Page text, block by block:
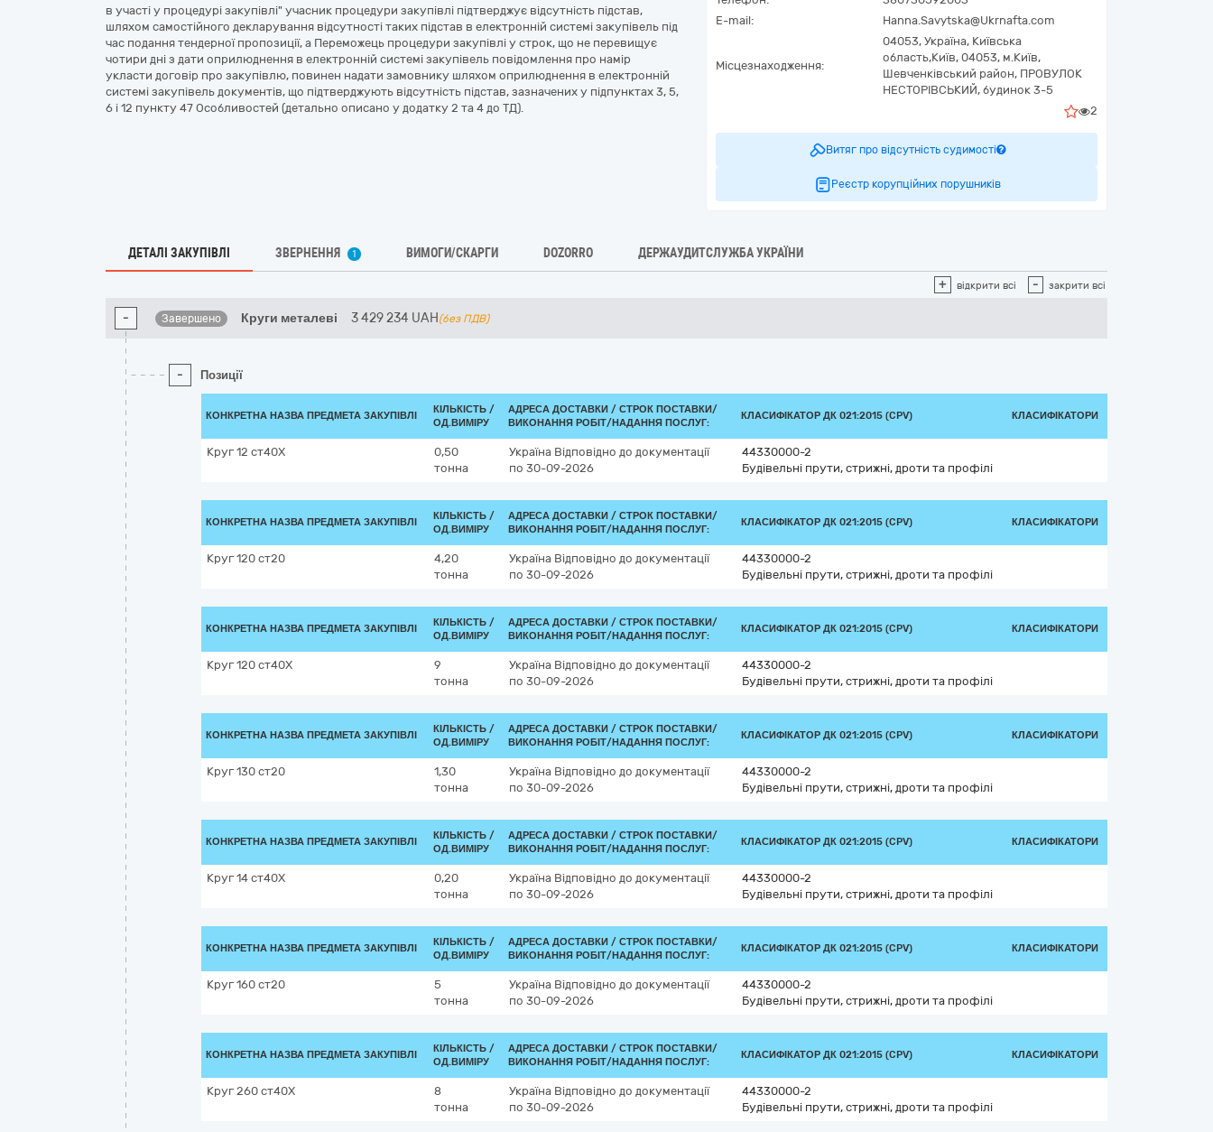
в участі у процедурі закупівлі" учасник процедури закупівлі підтверджує відсутність підстав,
шляхом самостійного декларування відсутності таких підстав в електронній системі закупівель під
час подання тендерної пропозиції, а Переможець процедури закупівлі у строк, що не перевищує
чотири дні з дати оприлюднення в електронній системі закупівель повідомлення про намір
укласти договір про закупівлю, повинен надати замовнику шляхом оприлюднення в електронній
системі закупівель документів, що підтверджують відсутність підстав, зазначених у підпунктах 3, 5,
6 і 12 пункту 47 Особливостей (детально описано у додатку 2 та 4 до ТД).
E-mail:
Hanna.Savytska@Ukrnafta.com
Місцезнаходження:
04053, Україна, Київська
область,Київ, 04053, м.Київ,
Шевченківський район, ПРОВУЛОК
НЕСТОРІВСЬКИЙ, будинок 3-5
2
Витяг про відсутність судимості
Реєстр корупційних порушників
ДЕТАЛІ ЗАКУПІВЛІ ЗВЕРНЕННЯ 1 ВИМОГИ/СКАРГИ DOZORRO ДЕРЖАУДИТСЛУЖБА УКРАЇНИ
+ відкрити всі - закрити всі
- Завершено Круги металеві 3 429 234 UAH (без ПДВ)
- Позиції
КОНКРЕТНА НАЗВА ПРЕДМЕТА ЗАКУПІВЛІ
КІЛЬКІСТЬ /
ОД.ВИМІРУ
АДРЕСА ДОСТАВКИ / СТРОК ПОСТАВКИ/
ВИКОНАННЯ РОБІТ/НАДАННЯ ПОСЛУГ:
КЛАСИФІКАТОР ДК 021:2015 (CPV) КЛАСИФІКАТОРИ
Круг 12 ст40Х
0,50
тонна
Україна Відповідно до документації
по 30-09-2026
44330000-2
Будівельні прути, стрижні, дроти та профілі
КОНКРЕТНА НАЗВА ПРЕДМЕТА ЗАКУПІВЛІ
КІЛЬКІСТЬ /
ОД.ВИМІРУ
АДРЕСА ДОСТАВКИ / СТРОК ПОСТАВКИ/
ВИКОНАННЯ РОБІТ/НАДАННЯ ПОСЛУГ:
КЛАСИФІКАТОР ДК 021:2015 (CPV) КЛАСИФІКАТОРИ
Круг 120 ст20
4,20
тонна
Україна Відповідно до документації
по 30-09-2026
44330000-2
Будівельні прути, стрижні, дроти та профілі
КОНКРЕТНА НАЗВА ПРЕДМЕТА ЗАКУПІВЛІ
КІЛЬКІСТЬ /
ОД.ВИМІРУ
АДРЕСА ДОСТАВКИ / СТРОК ПОСТАВКИ/
ВИКОНАННЯ РОБІТ/НАДАННЯ ПОСЛУГ:
КЛАСИФІКАТОР ДК 021:2015 (CPV) КЛАСИФІКАТОРИ
Круг 120 ст40Х
9
тонна
Україна Відповідно до документації
по 30-09-2026
44330000-2
Будівельні прути, стрижні, дроти та профілі
КОНКРЕТНА НАЗВА ПРЕДМЕТА ЗАКУПІВЛІ
КІЛЬКІСТЬ /
ОД.ВИМІРУ
АДРЕСА ДОСТАВКИ / СТРОК ПОСТАВКИ/
ВИКОНАННЯ РОБІТ/НАДАННЯ ПОСЛУГ:
КЛАСИФІКАТОР ДК 021:2015 (CPV) КЛАСИФІКАТОРИ
Круг 130 ст20
1,30
тонна
Україна Відповідно до документації
по 30-09-2026
44330000-2
Будівельні прути, стрижні, дроти та профілі
КОНКРЕТНА НАЗВА ПРЕДМЕТА ЗАКУПІВЛІ
КІЛЬКІСТЬ /
ОД.ВИМІРУ
АДРЕСА ДОСТАВКИ / СТРОК ПОСТАВКИ/
ВИКОНАННЯ РОБІТ/НАДАННЯ ПОСЛУГ:
КЛАСИФІКАТОР ДК 021:2015 (CPV) КЛАСИФІКАТОРИ
Круг 14 ст40Х
0,20
тонна
Україна Відповідно до документації
по 30-09-2026
44330000-2
Будівельні прути, стрижні, дроти та профілі
КОНКРЕТНА НАЗВА ПРЕДМЕТА ЗАКУПІВЛІ
КІЛЬКІСТЬ /
ОД.ВИМІРУ
АДРЕСА ДОСТАВКИ / СТРОК ПОСТАВКИ/
ВИКОНАННЯ РОБІТ/НАДАННЯ ПОСЛУГ:
КЛАСИФІКАТОР ДК 021:2015 (CPV) КЛАСИФІКАТОРИ
Круг 160 ст20
5
тонна
Україна Відповідно до документації
по 30-09-2026
44330000-2
Будівельні прути, стрижні, дроти та профілі
КОНКРЕТНА НАЗВА ПРЕДМЕТА ЗАКУПІВЛІ
КІЛЬКІСТЬ /
ОД.ВИМІРУ
АДРЕСА ДОСТАВКИ / СТРОК ПОСТАВКИ/
ВИКОНАННЯ РОБІТ/НАДАННЯ ПОСЛУГ:
КЛАСИФІКАТОР ДК 021:2015 (CPV) КЛАСИФІКАТОРИ
Круг 260 ст40Х
8
тонна
Україна Відповідно до документації
по 30-09-2026
44330000-2
Будівельні прути, стрижні, дроти та профілі